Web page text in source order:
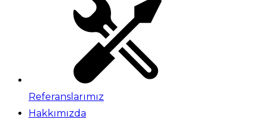
Referanslarımız
Hakkımızda